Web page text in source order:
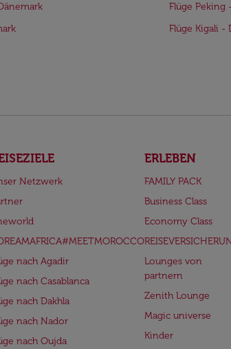
Flüge Peking
Flüge Kigali -
Netzwerk
nach Agadir
nach Casablanca
nach Dakhla
nach Nador
nach Oujda
ERLEBEN
FAMILY PACK
Business Class
Economy Class
Lounges von
partnern
Zenith Lounge
Magic universe
Kinder